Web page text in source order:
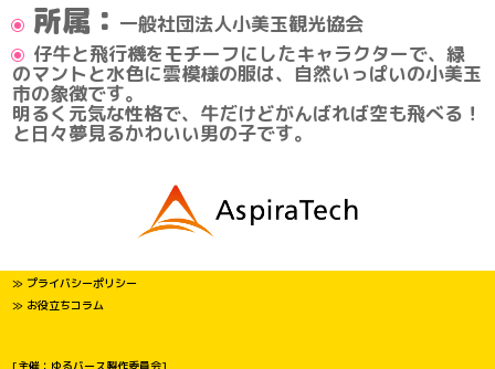
所属： 一般社団法人小美玉観光協会
仔牛と飛行機をモチーフにしたキャラクターで、緑
のマントと水色に雲模様の服は、自然いっぱいの小美玉
市の象徴です。
明るく元気な性格で、牛だけどがんばれば空も飛べる！
と日々夢見るかわいい男の子です。
≫ プライバシーポリシー
≫ お役立ちコラム
[主催：ゆるバース製作委員会]